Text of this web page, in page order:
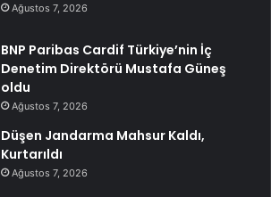
Ağustos 7, 2026
BNP Paribas Cardif Türkiye’nin İç
Denetim Direktörü Mustafa Güneş
oldu
Ağustos 7, 2026
Düşen Jandarma Mahsur Kaldı,
Kurtarıldı
Ağustos 7, 2026